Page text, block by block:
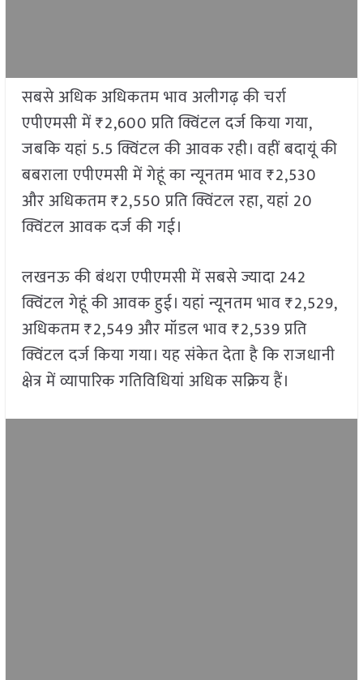
सबसे अधिक अधिकतम भाव अलीगढ़ की चर्रा
एपीएमसी में ₹2,600 प्रति क्विंटल दर्ज किया गया,
जबकि यहां 5.5 क्विंटल की आवक रही। वहीं बदायूं की
बबराला एपीएमसी में गेहूं का न्यूनतम भाव ₹2,530
और अधिकतम ₹2,550 प्रति क्विंटल रहा, यहां 20
क्विंटल आवक दर्ज की गई।
लखनऊ की बंथरा एपीएमसी में सबसे ज्यादा 242
क्विंटल गेहूं की आवक हुई। यहां न्यूनतम भाव ₹2,529,
अधिकतम ₹2,549 और मॉडल भाव ₹2,539 प्रति
क्विंटल दर्ज किया गया। यह संकेत देता है कि राजधानी
क्षेत्र में व्यापारिक गतिविधियां अधिक सक्रिय हैं।